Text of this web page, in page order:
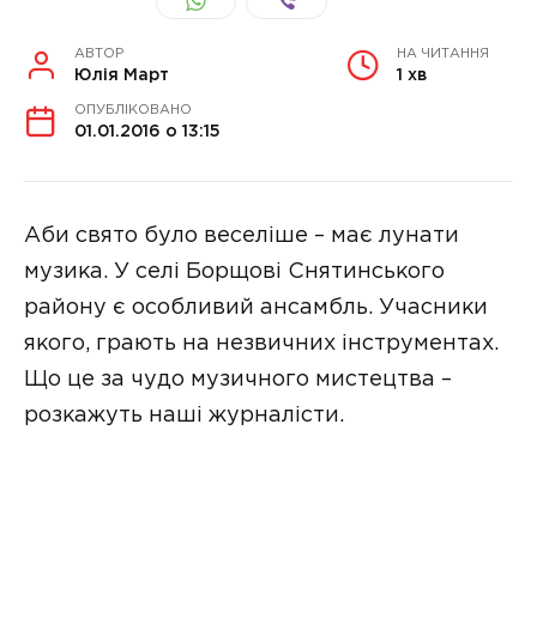
АВТОР
Юлія Март
НА ЧИТАННЯ
1 хв
ОПУБЛІКОВАНО
01.01.2016 о 13:15
Аби свято було веселіше – має лунати
музика. У селі Борщові Снятинського
району є особливий ансамбль. Учасники
якого, грають на незвичних інструментах.
Що це за чудо музичного мистецтва –
розкажуть наші журналісти.